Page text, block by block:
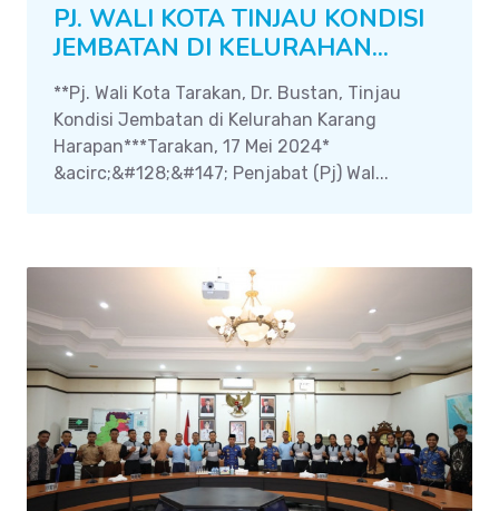
PJ. WALI KOTA TINJAU KONDISI
JEMBATAN DI KELURAHAN...
**Pj. Wali Kota Tarakan, Dr. Bustan, Tinjau
Kondisi Jembatan di Kelurahan Karang
Harapan***Tarakan, 17 Mei 2024*
&acirc;&#128;&#147; Penjabat (Pj) Wal...